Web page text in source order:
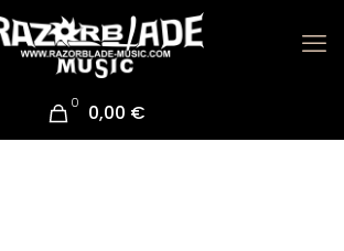
0 0,00 €